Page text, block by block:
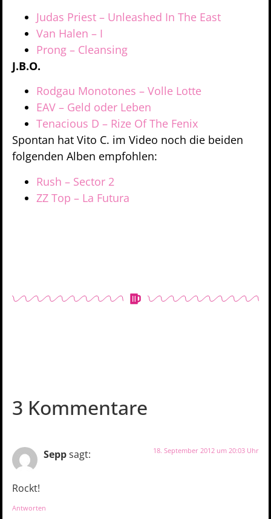
Judas Priest – Unleashed In The East
Van Halen – I
Prong – Cleansing
J.B.O.
Rodgau Monotones – Volle Lotte
EAV – Geld oder Leben
Tenacious D – Rize Of The Fenix
Spontan hat Vito C. im Video noch die beiden
folgenden Alben empfohlen:
Rush – Sector 2
ZZ Top – La Futura
3 Kommentare
Seppsagt: 18. September 2012 um 20:03 Uhr
Rockt!
Antworten